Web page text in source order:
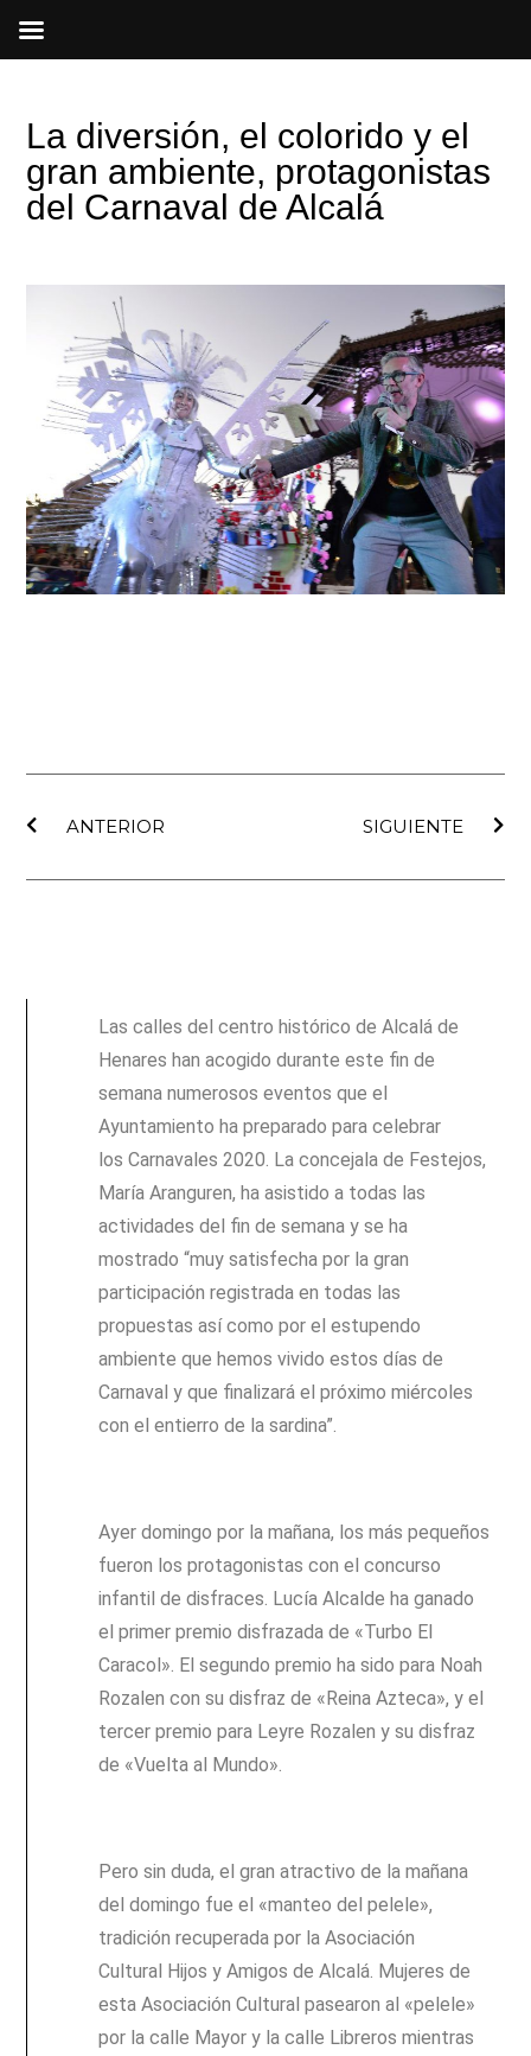
La diversión, el colorido y el
gran ambiente, protagonistas
del Carnaval de Alcalá
ANTERIOR
SIGUIENTE
Las calles del centro histórico de Alcalá de
Henares han acogido durante este fin de
semana numerosos eventos que el
Ayuntamiento ha preparado para celebrar
los Carnavales 2020. La concejala de Festejos,
María Aranguren, ha asistido a todas las
actividades del fin de semana y se ha
mostrado “muy satisfecha por la gran
participación registrada en todas las
propuestas así como por el estupendo
ambiente que hemos vivido estos días de
Carnaval y que finalizará el próximo miércoles
con el entierro de la sardina”.
Ayer domingo por la mañana, los más pequeños
fueron los protagonistas con el concurso
infantil de disfraces. Lucía Alcalde ha ganado
el primer premio disfrazada de «Turbo El
Caracol». El segundo premio ha sido para Noah
Rozalen con su disfraz de «Reina Azteca», y el
tercer premio para Leyre Rozalen y su disfraz
de «Vuelta al Mundo».
Pero sin duda, el gran atractivo de la mañana
del domingo fue el «manteo del pelele»,
tradición recuperada por la Asociación
Cultural Hijos y Amigos de Alcalá. Mujeres de
esta Asociación Cultural pasearon al «pelele»
por la calle Mayor y la calle Libreros mientras